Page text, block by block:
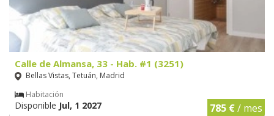
Calle de Almansa, 33 - Hab. #1 (3251)
Bellas Vistas, Tetuán, Madrid
Habitación
Disponible Jul, 1 2027 785 €/ mes